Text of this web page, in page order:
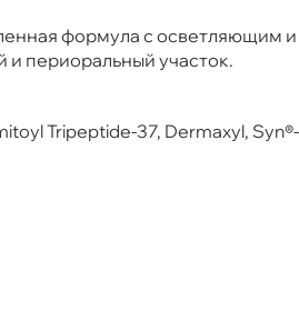
формула с осветляющим
и периоральный участок.
Tripeptide-37, Dermaxyl,